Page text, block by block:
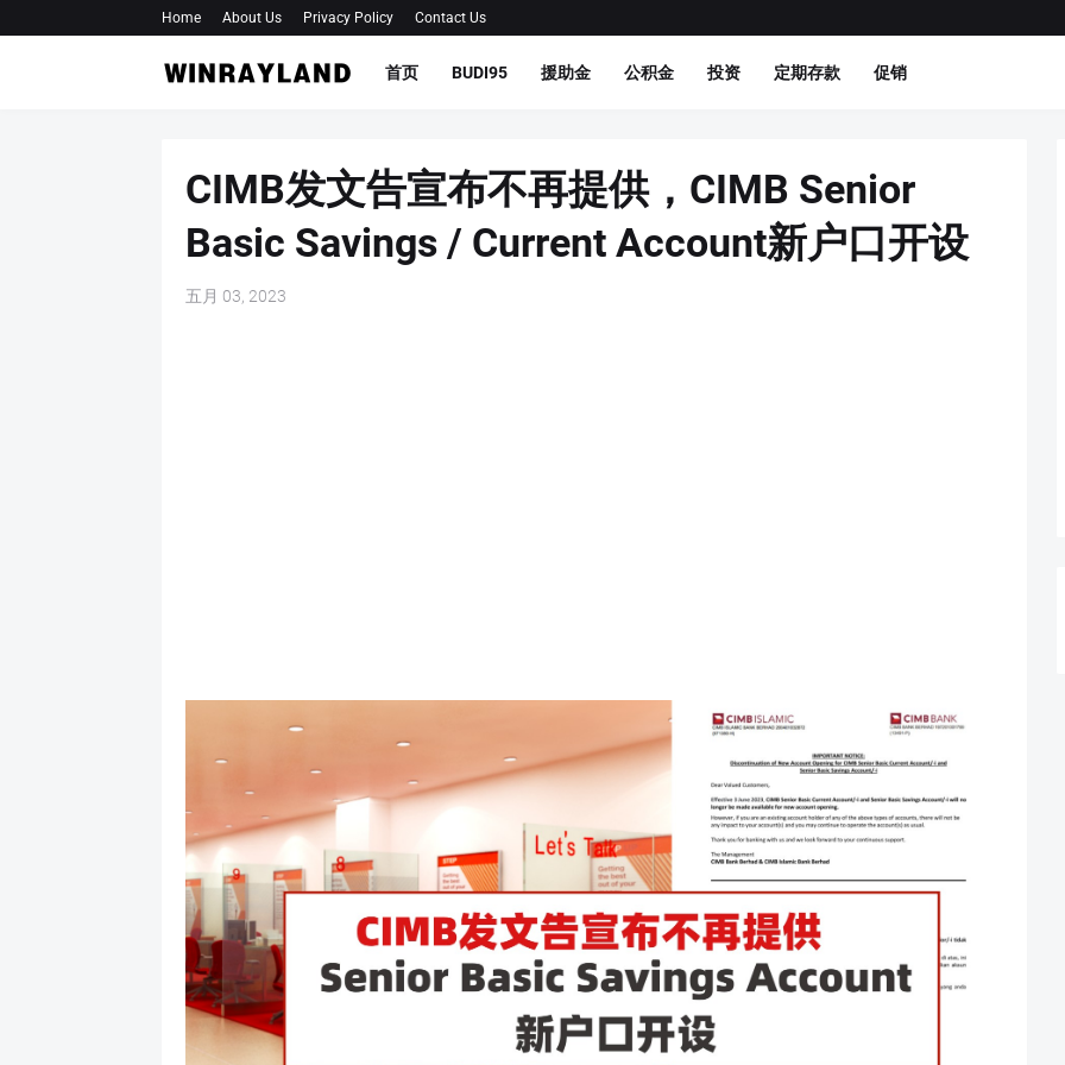
Home About Us Privacy Policy Contact Us
首页 BUDI95 援助金 公积金 投资 定期存款 促销
CIMB发文告宣布不再提供，CIMB Senior
Basic Savings / Current Account新户口开设
五月 03, 2023